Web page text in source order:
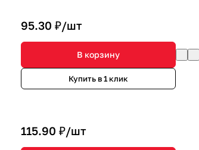
95.30 ₽/шт
В корзину
Купить в 1 клик
115.90 ₽/шт